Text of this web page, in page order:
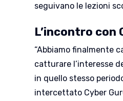
seguivano le lezioni
L’incontro con
“Abbiamo finalmente
catturare l’interesse
in quello stesso
intercettato Cyber